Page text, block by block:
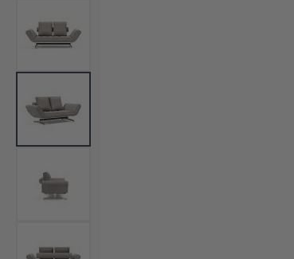
Innovation Living Ghia